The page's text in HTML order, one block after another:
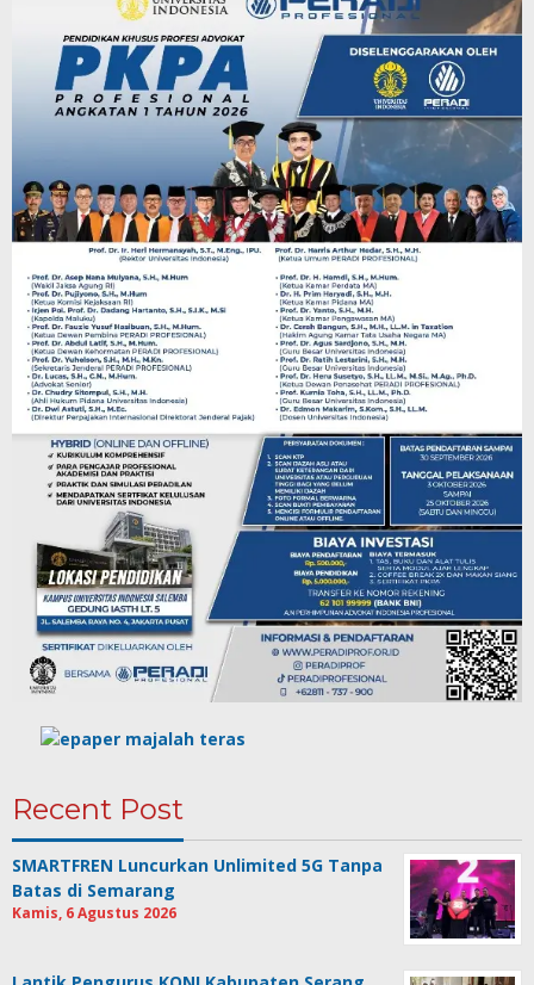
Recent Post
SMARTFREN Luncurkan Unlimited 5G Tanpa
Batas di Semarang
Kamis, 6 Agustus 2026